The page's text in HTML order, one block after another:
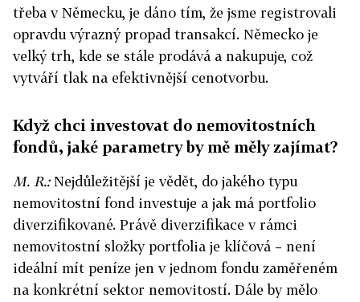
třeba v Německu, je dáno tím, že jsme registrovali
opravdu výrazný propad transakcí. Německo je
velký trh, kde se stále prodává a nakupuje, což
vytváří tlak na efektivnější cenotvorbu.
Když chci investovat do nemovitostních
fondů, jaké parametry by mě měly zajímat?
M. R.:Nejdůležitější je vědět, do jakého typu
nemovitostní fond investuje a jak má portfolio
diverzifikované. Právě diverzifikace v rámci
nemovitostní složky portfolia je klíčová – není
ideální mít peníze jen v jednom fondu zaměřeném
na konkrétní sektor nemovitostí. Dále by mělo